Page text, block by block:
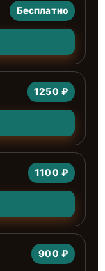
Бесплатно
1250 ₽
1100 ₽
900 ₽